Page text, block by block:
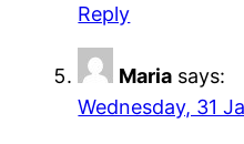
Reply
Maria says:
Wednesday, 31